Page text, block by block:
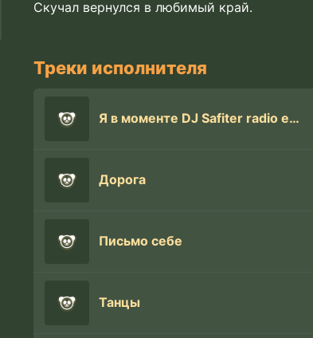
Скучал вернулся в любимый край.
Треки исполнителя
Я в моменте DJ Safiter radio edit
Дорога
Письмо себе
Танцы